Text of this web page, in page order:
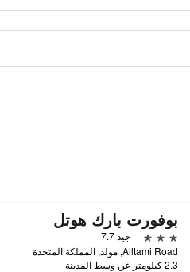
بوفورت بارك هوتل
3 نجوم
جيد 7.7
Alltami Road, مولد, المملكة المتحدة
2.3 كيلومتر عن وسط المدينة